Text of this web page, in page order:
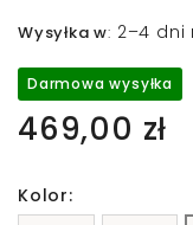
Wysyłka w: 2–4 dni
Darmowa wysyłka
469,00 zł
Kolor: